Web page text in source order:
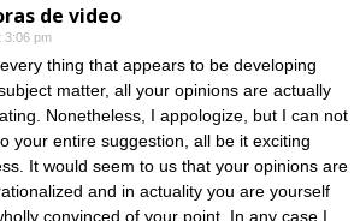
de video
3:06 pm
thing that appears to be developing
matter, all your opinions are actually
Nonetheless, I appologize, but I can not
your entire suggestion, all be it exciting
It would seem to us that your opinions are
and in actuality you are yourself
convinced of your point. In any case I